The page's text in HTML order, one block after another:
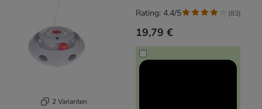
2 Varianten
19,79 €
Rating: 4.4/5 (83)